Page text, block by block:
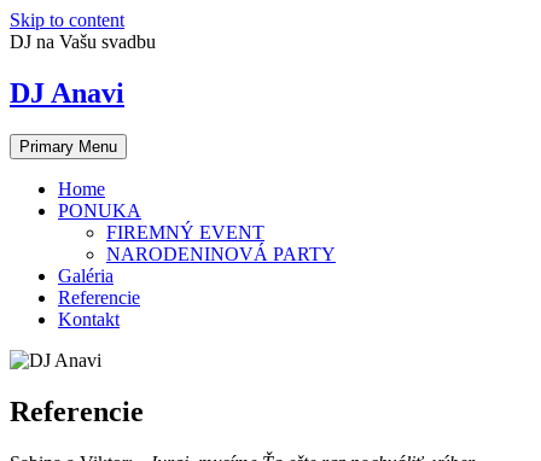
Skip to content
DJ na Vašu svadbu
DJ Anavi
Primary Menu
Home
PONUKA
FIREMNÝ EVENT
NARODENINOVÁ PARTY
Galéria
Referencie
Kontakt
Referencie